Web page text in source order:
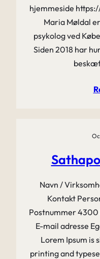
hjemmeside
Maria Møldal
psykolog ved
Siden 2018 har
Navn /
Kontakt
Postnummer
E-mail adresse
Lorem Ipsum is
printing and